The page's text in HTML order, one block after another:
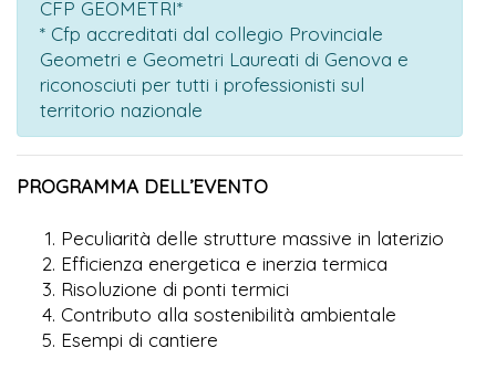
CFP GEOMETRI*
* Cfp accreditati dal collegio Provinciale
Geometri e Geometri Laureati di Genova e
riconosciuti per tutti i professionisti sul
territorio nazionale
PROGRAMMA DELL’EVENTO
Peculiarità delle strutture massive in laterizio
Efficienza energetica e inerzia termica
Risoluzione di ponti termici
Contributo alla sostenibilità ambientale
Esempi di cantiere